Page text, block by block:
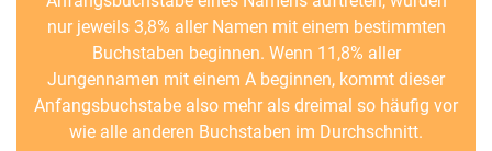
nur jeweils 3,8% aller Namen mit einem bestimmten
Buchstaben beginnen. Wenn 11,8% aller
Jungennamen mit einem A beginnen, kommt dieser
Anfangsbuchstabe also mehr als dreimal so häufig vor
wie alle anderen Buchstaben im Durchschnitt.